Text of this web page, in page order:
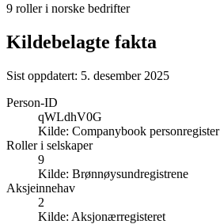
9 roller i norske bedrifter
Kildebelagte fakta
Sist oppdatert: 5. desember 2025
Person-ID
qWLdhV0G
Kilde: Companybook personregister
Roller i selskaper
9
Kilde: Brønnøysundregistrene
Aksjeinnehav
2
Kilde: Aksjonærregisteret